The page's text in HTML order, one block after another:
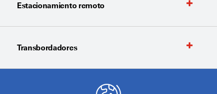
Estacionamiento remoto
Transbordadores